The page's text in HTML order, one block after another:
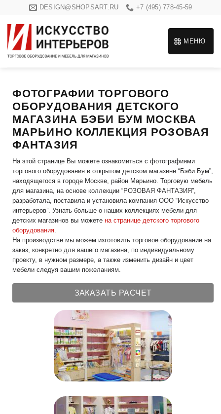
content
DESIGN@SHOPSART.RU +7 (495) 778-45-59
МЕНЮ
ФОТОГРАФИИ ТОРГОВОГО
ОБОРУДОВАНИЯ ДЕТСКОГО
МАГАЗИНА БЭБИ БУМ МОСКВА
МАРЬИНО КОЛЛЕКЦИЯ РОЗОВАЯ
ФАНТАЗИЯ
На этой странице Вы можете ознакомиться с фотографиями
торгового оборудования в открытом детском магазине “Бэби Бум”,
находящегося в городе Москве, район Марьино. Торговую мебель
для магазина, на основе коллекции “РОЗОВАЯ ФАНТАЗИЯ”,
разработала, поставила и установила компания ООО “Искусство
интерьеров”. Узнать больше о наших коллекциях мебели для
детских магазинов вы можете на странице детского торгового
оборудования.
На производстве мы можем изготовить торговое оборудование на
заказ, конкретно для вашего магазина, по индивидуальному
проекту, в нужном размере, а также изменить дизайн и цвет
мебели следуя вашим пожеланиям.
ЗАКАЗАТЬ РАСЧЕТ